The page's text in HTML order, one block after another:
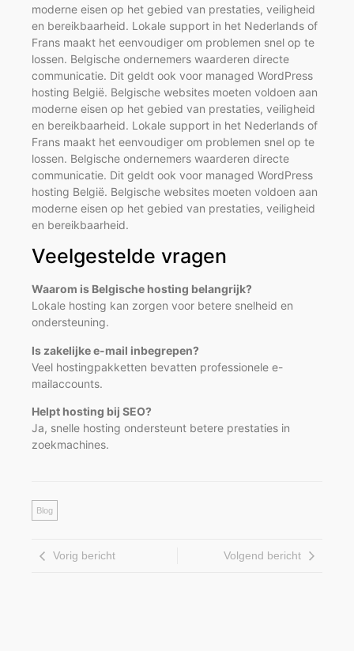
moderne eisen op het gebied van prestaties, veiligheid
en bereikbaarheid. Lokale support in het Nederlands of
Frans maakt het eenvoudiger om problemen snel op te
lossen. Belgische ondernemers waarderen directe
communicatie. Dit geldt ook voor managed WordPress
hosting België. Belgische websites moeten voldoen aan
moderne eisen op het gebied van prestaties, veiligheid
en bereikbaarheid. Lokale support in het Nederlands of
Frans maakt het eenvoudiger om problemen snel op te
lossen. Belgische ondernemers waarderen directe
communicatie. Dit geldt ook voor managed WordPress
hosting België. Belgische websites moeten voldoen aan
moderne eisen op het gebied van prestaties, veiligheid
en bereikbaarheid.
Veelgestelde vragen
Waarom is Belgische hosting belangrijk?
Lokale hosting kan zorgen voor betere snelheid en
ondersteuning.
Is zakelijke e-mail inbegrepen?
Veel hostingpakketten bevatten professionele e-
mailaccounts.
Helpt hosting bij SEO?
Ja, snelle hosting ondersteunt betere prestaties in
zoekmachines.
Blog
Vorig bericht Volgend bericht